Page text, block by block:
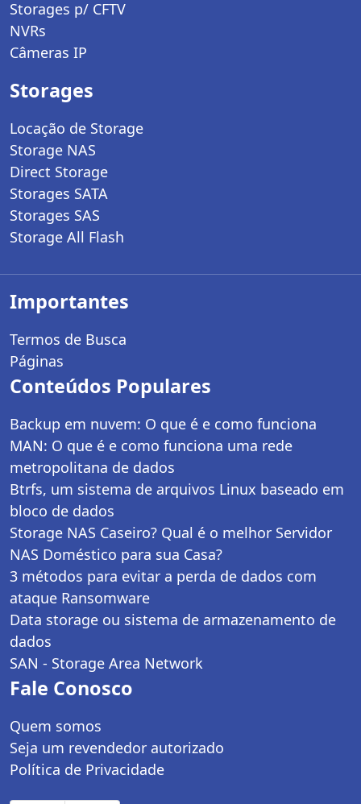
Storages p/ CFTV
NVRs
Câmeras IP
Storages
Locação de Storage
Storage NAS
Direct Storage
Storages SATA
Storages SAS
Storage All Flash
Importantes
Termos de Busca
Páginas
Conteúdos Populares
Backup em nuvem: O que é e como funciona
MAN: O que é e como funciona uma rede
metropolitana de dados
Btrfs, um sistema de arquivos Linux baseado em
bloco de dados
Storage NAS Caseiro? Qual é o melhor Servidor
NAS Doméstico para sua Casa?
3 métodos para evitar a perda de dados com
ataque Ransomware
Data storage ou sistema de armazenamento de
dados
SAN - Storage Area Network
Fale Conosco
Quem somos
Seja um revendedor autorizado
Política de Privacidade